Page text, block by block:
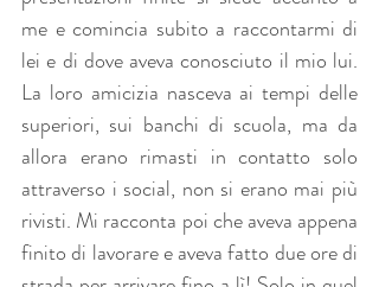
me e comincia subito a raccontarmi di
lei e di dove aveva conosciuto il mio lui.
La loro amicizia nasceva ai tempi delle
superiori, sui banchi di scuola, ma da
allora erano rimasti in contatto solo
attraverso i social, non si erano mai più
rivisti. Mi racconta poi che aveva appena
finito di lavorare e aveva fatto due ore di